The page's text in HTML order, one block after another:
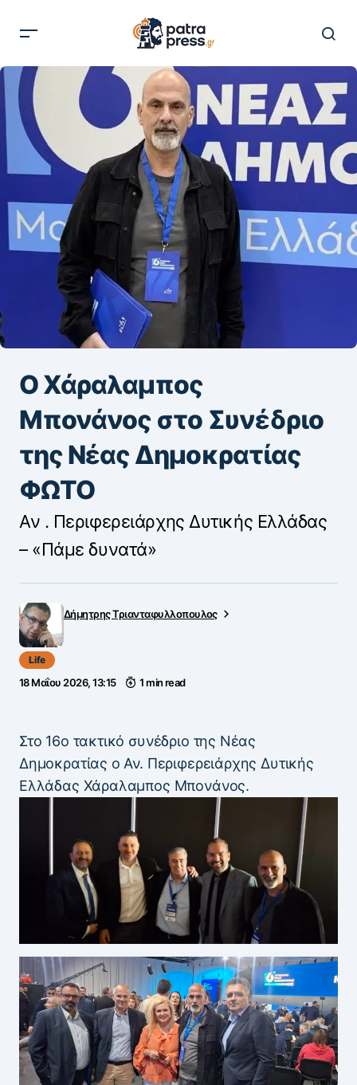
Ο Χάραλαμπος
Μπονάνος στο Συνέδριο
της Νέας Δημοκρατίας
ΦΩΤΟ
Αν . Περιφερειάρχης Δυτικής Ελλάδας
– «Πάμε δυνατά»
Δήμητρης Τριανταφυλλοπουλος
Life
18 Μαΐου 2026, 13:15 1 min read
Στο 16ο τακτικό συνέδριο της Νέας
Δημοκρατίας ο Αν. Περιφερειάρχης Δυτικής
Ελλάδας Χάραλαμπος Μπονάνος.